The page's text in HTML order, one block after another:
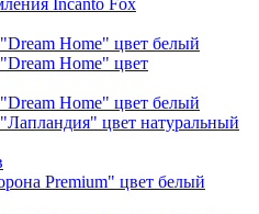
Incanto Fox
Home" цвет белый
Home" цвет
Home" цвет белый
цвет натуральный
Premium" цвет белый